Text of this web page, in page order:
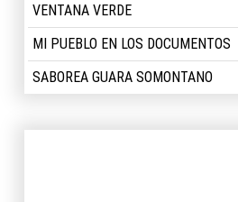
VENTANA VERDE
MI PUEBLO EN LOS DOCUMENTOS
SABOREA GUARA SOMONTANO